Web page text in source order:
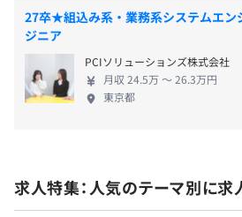
全社：40名
エンジニア部門：5名（社外顧問1名
食品メーカーのシステム子会社にて
模のシステム開発に従事。
無期雇用
27卒★組込み系・業務系システムエン
ジニア
PCIソリューションズ株式会社
月収 24.5万 〜 26.3万円
東京都
求人特集：人気のテーマ別に求